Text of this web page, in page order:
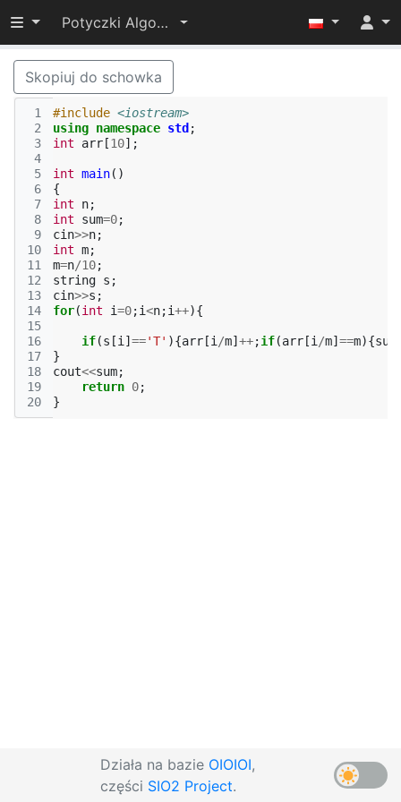
Przełącz widoczność menu
Potyczki Algorytmiczne 2022
Skopiuj do schowka
1
2
3
4
5
6
7
8
9
10
11
12
13
14
15
16
17
18
19
20
#include <iostream>
using namespace std ;
int
arr [10];
int main()
{
int
n;
int
sum=0;
cin>>n;
int m;
m=n/10;
string s ;
cin>>s ;
for(int i=0;i<n;i++){
if(s [i ] =='T' ){arr [i /m] ++;if(arr [i /m] ==m){sum
}
cout<<sum;
return 0;
}
Działa na bazie OIOIOI,
części SIO2 Project.